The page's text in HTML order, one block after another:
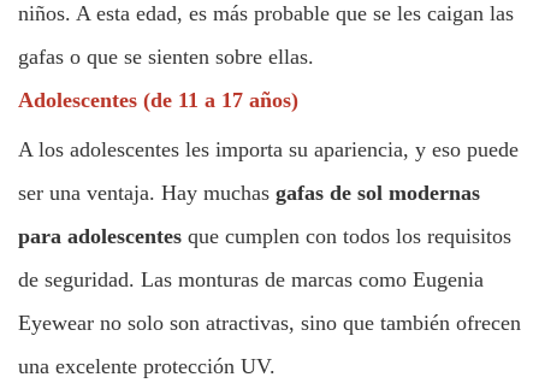
niños. A esta edad, es más probable que se les caigan las
gafas o que se sienten sobre ellas.
Adolescentes (de 11 a 17 años)
A los adolescentes les importa su apariencia, y eso puede
ser una ventaja. Hay muchas gafas de sol modernas
para adolescentes que cumplen con todos los requisitos
de seguridad. Las monturas de marcas como Eugenia
Eyewear no solo son atractivas, sino que también ofrecen
una excelente protección UV.